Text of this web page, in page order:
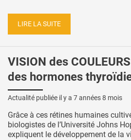
LIRE LA SUITE
VISION des
des hormones
Actualité publiée il y a 7 années 8 mois
Grâce à ces rétines humaines
biologistes de l’Université Johns
expliquent le développement de la